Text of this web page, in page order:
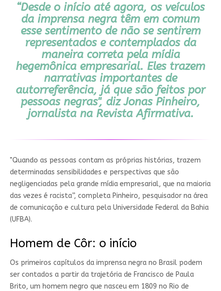
“Desde o início até agora, os veículos
da imprensa negra têm em comum
esse sentimento de não se sentirem
representados e contemplados da
maneira correta pela mídia
hegemônica empresarial. Eles trazem
narrativas importantes de
autorreferência, já que são feitos por
pessoas negras", diz Jonas Pinheiro,
jornalista na Revista Afirmativa.
"Quando as pessoas contam as próprias histórias, trazem
determinadas sensibilidades e perspectivas que são
negligenciadas pela grande mídia empresarial, que na maioria
das vezes é racista”, completa Pinheiro, pesquisador na área
de comunicação e cultura pela Universidade Federal da Bahia
(UFBA).
Homem de Côr: o início
Os primeiros capítulos da imprensa negra no Brasil podem
ser contados a partir da trajetória de Francisco de Paula
Brito, um homem negro que nasceu em 1809 no Rio de